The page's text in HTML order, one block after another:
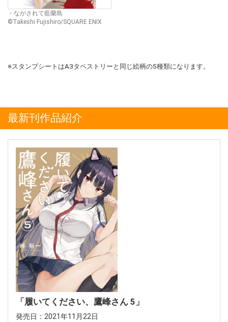
・ながされて藍蘭島
©Takeshi Fujishiro/SQUARE ENIX
※スタンプシートはA3タペストリーと同じ絵柄の5種類になります。
最新刊作品紹介
「履いてください、鷹峰さん 5」
発売日：2021年11月22日